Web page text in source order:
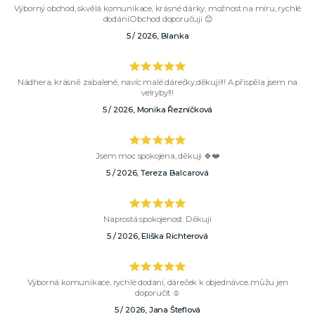
Výborný obchod, skvělá komunikace, krásné dárky, možnost na míru, rychlé
dodání.Obchod doporučuji 😊
5 / 2026, Blanka
Nádhera, krásně zabalené, navíc malé dárečky,děkuji!!! A přispěla jsem na
velryby!!!
5 / 2026, Monika Řezníčková
Jsem moc spokojena, děkuji 🍀❤️
5 / 2026, Tereza Balcarová
Naprostá spokojenost. Děkuji
5 / 2026, Eliška Richterová
Výborná komunikace, rychlé dodání, dáreček k objednávce..můžu jen
doporučit ☺️
5 / 2026, Jana Šteflová